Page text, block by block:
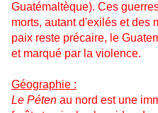
Guatémaltèque). Ces
morts, autant d'exilés et des
paix reste précaire, le
et marqué par la violence.
Géographie :
Le Péten au nord est une